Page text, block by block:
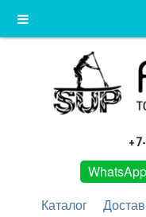
WhatsApp
Каталог